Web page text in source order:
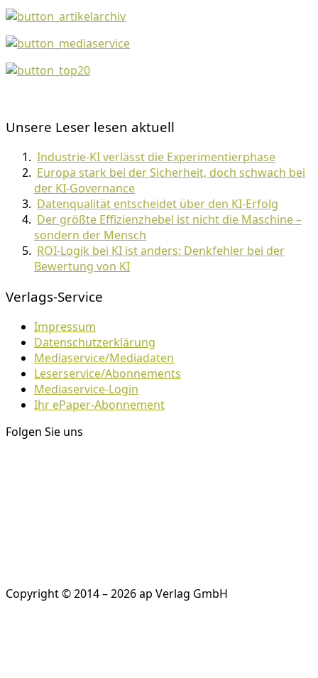
Unsere Leser lesen aktuell
Industrie-KI verlässt die Experimentierphase
Europa stark bei der Sicherheit, doch schwach bei
der KI-Governance
Datenqualität entscheidet über den KI-Erfolg
Der größte Effizienzhebel ist nicht die Maschine –
sondern der Mensch
ROI-Logik bei KI ist anders: Denkfehler bei der
Bewertung von KI
Verlags-Service
Impressum
Datenschutzerklärung
Mediaservice/Mediadaten
Leserservice/Abonnements
Mediaservice-Login
Ihr ePaper-Abonnement
Folgen Sie uns
Copyright © 2014 – 2026 ap Verlag GmbH